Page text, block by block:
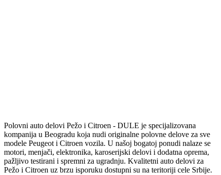
Polovni auto delovi Pežo i Citroen - DULE je specijalizovana
kompanija u Beogradu koja nudi originalne polovne delove za sve
modele Peugeot i Citroen vozila. U našoj bogatoj ponudi nalaze se
motori, menjači, elektronika, karoserijski delovi i dodatna oprema,
pažljivo testirani i spremni za ugradnju. Kvalitetni auto delovi za
Pežo i Citroen uz brzu isporuku dostupni su na teritoriji cele Srbije.